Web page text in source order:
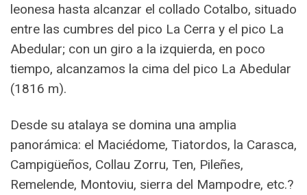
leonesa hasta alcanzar el collado Cotalbo, situado
entre las cumbres del pico La Cerra y el pico La
Abedular; con un giro a la izquierda, en poco
tiempo, alcanzamos la cima del pico La Abedular
(1816 m).
Desde su atalaya se domina una amplia
panorámica: el Maciédome, Tiatordos, la Carasca,
Campigüeños, Collau Zorru, Ten, Pileñes,
Remelende, Montoviu, sierra del Mampodre, etc.?